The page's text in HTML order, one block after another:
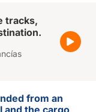
tracks,
from an
and the cargo